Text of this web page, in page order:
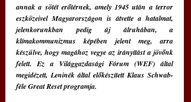
annak a sötét erőtérnek, amely 1945 után a terror
eszközeivel Magyarországon is átvette a hatalmat,
jelenkorunkban pedig új álruhában, a
klímakommunizmus képében jelent meg, arra
készülve, hogy magához vegye az irányítást a jövőnk
felett. Ez a Világgazdasági Fórum (WEF) által
megidézett, Leninék által előkészített Klaus Schwab-
féle Great Reset programja.